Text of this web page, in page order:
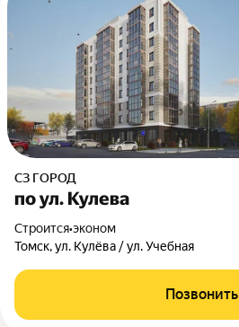
СЗ ГОРОД
по ул. Кулева
Строится•эконом
Томск, ул. Кулёва / ул. Учебная
Позвонить